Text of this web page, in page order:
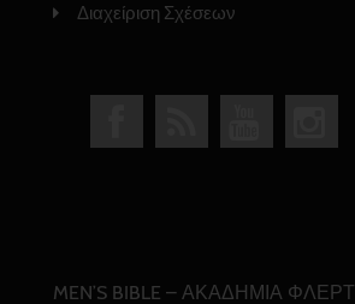
Διαχείριση Σχέσεων
MEN’S BIBLE – ΑΚΑΔΗΜΙΑ ΦΛΕΡΤ